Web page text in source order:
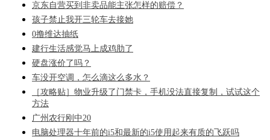
京东自营买到非卖品能主张怎样的赔偿？
孩子禁止我开三轮车去接她
0撸维达抽纸
建行生活感觉马上成鸡肋了
硬盘涨价了吗？
车没开空调，怎么滴这么多水？
［攻略贴］物业升级了门禁卡，手机没法直接复制，试试这个
方法
广州农行刚中20
电脑处理器十年前的i5和最新的i5使用起来有质的飞跃吗